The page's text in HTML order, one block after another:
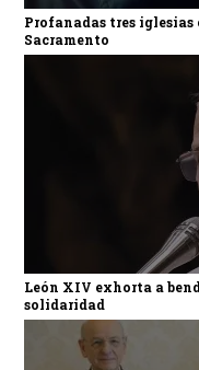
Profanadas tres
Sacramento
León XIV exhorta a
solidaridad